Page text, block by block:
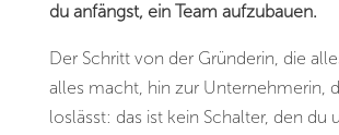
du anfängst, ein Team aufzubauen.
Der Schritt von der Gründerin, die
alles macht, hin zur Unternehmerin,
loslässt: das ist kein Schalter, den du